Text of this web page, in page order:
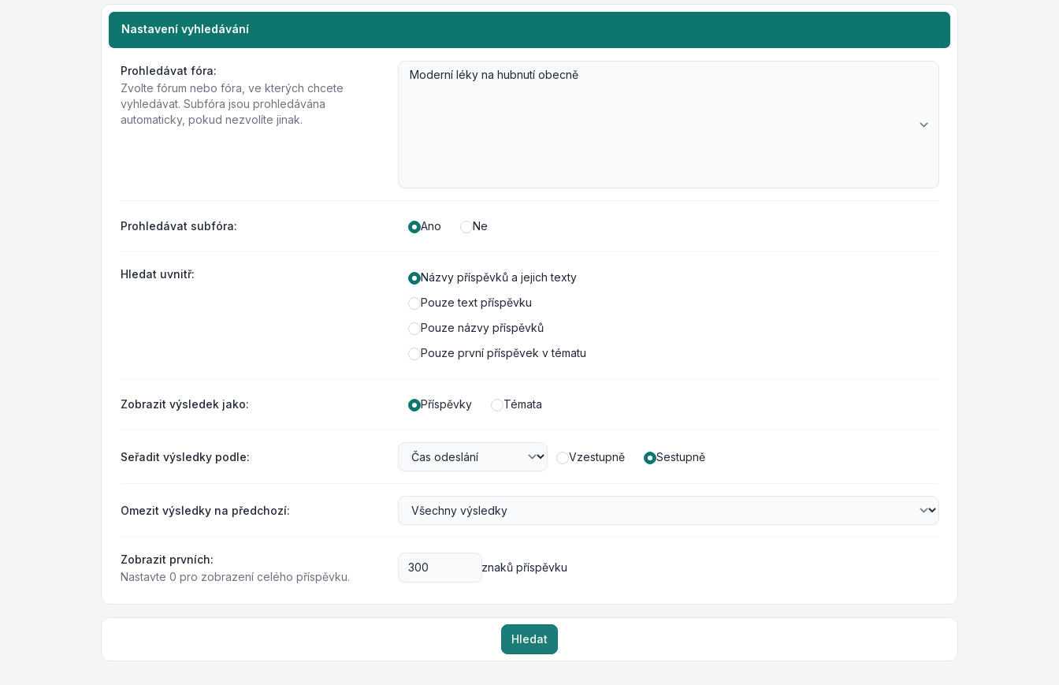
Nastavení vyhledávání
Prohledávat fóra:
Zvolte fórum nebo fóra, ve kterých chcete
vyhledávat. Subfóra jsou prohledávána
automaticky, pokud nezvolíte jinak.
Prohledávat subfóra: Ano Ne
Hledat uvnitř:
Názvy příspěvků a jejich texty
Pouze text příspěvku
Pouze názvy příspěvků
Pouze první příspěvek v tématu
Zobrazit výsledek jako: Příspěvky Témata
Seřadit výsledky podle: Vzestupně Sestupně
Omezit výsledky na předchozí:
Zobrazit prvních:
Nastavte 0 pro zobrazení celého příspěvku.
znaků příspěvku
Hledat